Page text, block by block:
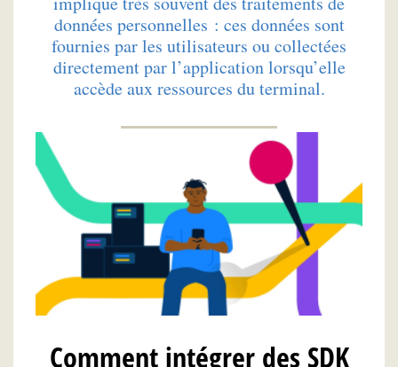
données personnelles : ces données sont
fournies par les utilisateurs ou collectées
directement par l’application lorsqu’elle
accède aux ressources du terminal.
Comment intégrer des SDK